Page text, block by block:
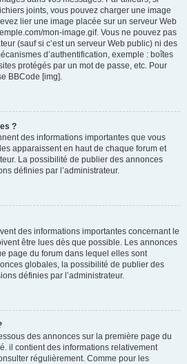
joints, vous pouvez charger une image
lier une image placée sur un serveur Web
mon-image.gif. Vous ne pouvez pas
(sauf si c’est un serveur Web public) ni des
d’authentification, exemple : boîtes
protégés par un mot de passe, etc. Pour
BBCode [img].
?
des informations importantes que vous
apparaissent en haut de chaque forum et
La possibilité de publier des annonces
définies par l’administrateur.
des informations importantes concernant le
être lues dès que possible. Les annonces
page du forum dans lequel elles sont
globales, la possibilité de publier des
définies par l’administrateur.
des annonces sur la première page du
il contient des informations relativement
régulièrement. Comme pour les